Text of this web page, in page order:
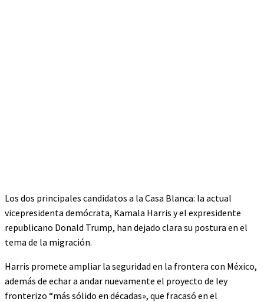
Los dos principales candidatos a la Casa Blanca: la actual
vicepresidenta demócrata, Kamala Harris y el expresidente
republicano Donald Trump, han dejado clara su postura en el
tema de la migración.
Harris promete ampliar la seguridad en la frontera con México,
además de echar a andar nuevamente el proyecto de ley
fronterizo “más sólido en décadas», que fracasó en el